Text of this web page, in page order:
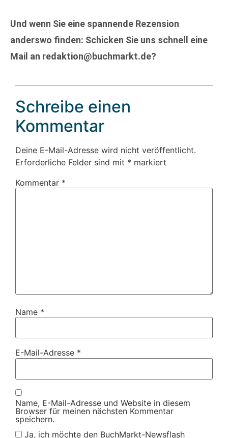
Und wenn Sie eine spannende Rezension
anderswo finden: Schicken Sie uns schnell eine
Mail an redaktion@buchmarkt.de?
Schreibe einen
Kommentar
Deine E-Mail-Adresse wird nicht veröffentlicht.
Erforderliche Felder sind mit * markiert
Kommentar *
Name *
E-Mail-Adresse *
Name, E-Mail-Adresse und Website in diesem
Browser für meinen nächsten Kommentar
speichern.
Ja, ich möchte den BuchMarkt-Newsflash